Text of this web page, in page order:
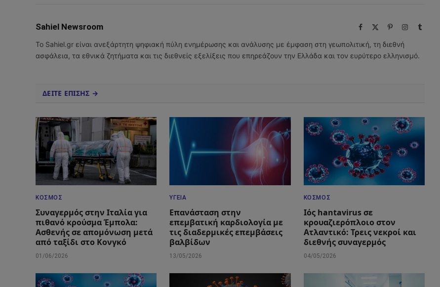
Sahiel Newsroom Facebook PinterestInstagram
Tumblr
Το Sahiel.gr είναι ανεξάρτητη ψηφιακή πύλη ενημέρωσης και ανάλυσης με έμφαση στη γεωπολιτική, τη διεθνή
ασφάλεια, τα εθνικά ζητήματα και τις διεθνείς εξελίξεις που επηρεάζουν την Ελλάδα και τον ευρύτερο ελληνισμό.
ΔΕΙΤΕ ΕΠΙΣΗΣ →
ΚΌΣΜΟΣ
Συναγερμός στην Ιταλία για
πιθανό κρούσμα Έμπολα:
Ασθενής σε απομόνωση μετά
από ταξίδι στο Κονγκό
01/06/2026
ΥΓΕΊΑ
Επανάσταση στην
επεμβατική καρδιολογία με
τις διαδερμικές επεμβάσεις
βαλβίδων
13/05/2026
ΚΌΣΜΟΣ
Ιός hantavirus σε
κρουαζιερόπλοιο στον
Ατλαντικό: Τρεις νεκροί και
διεθνής συναγερμός
04/05/2026